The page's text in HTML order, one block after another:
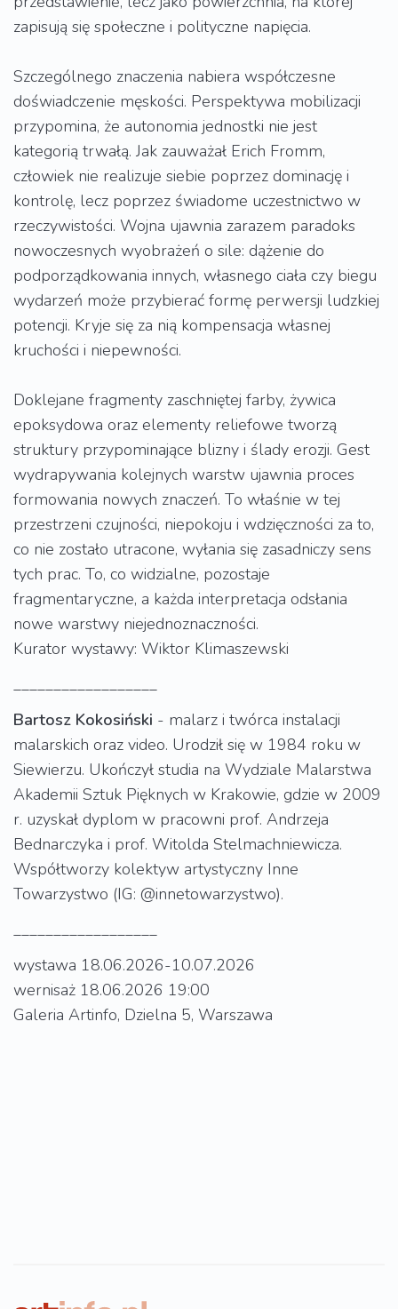
zapisują się społeczne i polityczne napięcia.
Szczególnego znaczenia nabiera współczesne
doświadczenie męskości. Perspektywa mobilizacji
przypomina, że autonomia jednostki nie jest
kategorią trwałą. Jak zauważał Erich Fromm,
człowiek nie realizuje siebie poprzez dominację i
kontrolę, lecz poprzez świadome uczestnictwo w
rzeczywistości. Wojna ujawnia zarazem paradoks
nowoczesnych wyobrażeń o sile: dążenie do
podporządkowania innych, własnego ciała czy biegu
wydarzeń może przybierać formę perwersji ludzkiej
potencji. Kryje się za nią kompensacja własnej
kruchości i niepewności.
Doklejane fragmenty zaschniętej farby, żywica
epoksydowa oraz elementy reliefowe tworzą
struktury przypominające blizny i ślady erozji. Gest
wydrapywania kolejnych warstw ujawnia proces
formowania nowych znaczeń. To właśnie w tej
przestrzeni czujności, niepokoju i wdzięczności za to,
co nie zostało utracone, wyłania się zasadniczy sens
tych prac. To, co widzialne, pozostaje
fragmentaryczne, a każda interpretacja odsłania
nowe warstwy niejednoznaczności.
Kurator wystawy: Wiktor Klimaszewski
Bartosz Kokosiński - malarz i twórca instalacji
malarskich oraz video. Urodził się w 1984 roku w
Siewierzu. Ukończył studia na Wydziale Malarstwa
Akademii Sztuk Pięknych w Krakowie, gdzie w 2009
r. uzyskał dyplom w pracowni prof. Andrzeja
Bednarczyka i prof. Witolda Stelmachniewicza.
Współtworzy kolektyw artystyczny Inne
Towarzystwo (IG: @innetowarzystwo).
wystawa 18.06.2026-10.07.2026
wernisaż 18.06.2026 19:00
Galeria Artinfo, Dzielna 5, Warszawa